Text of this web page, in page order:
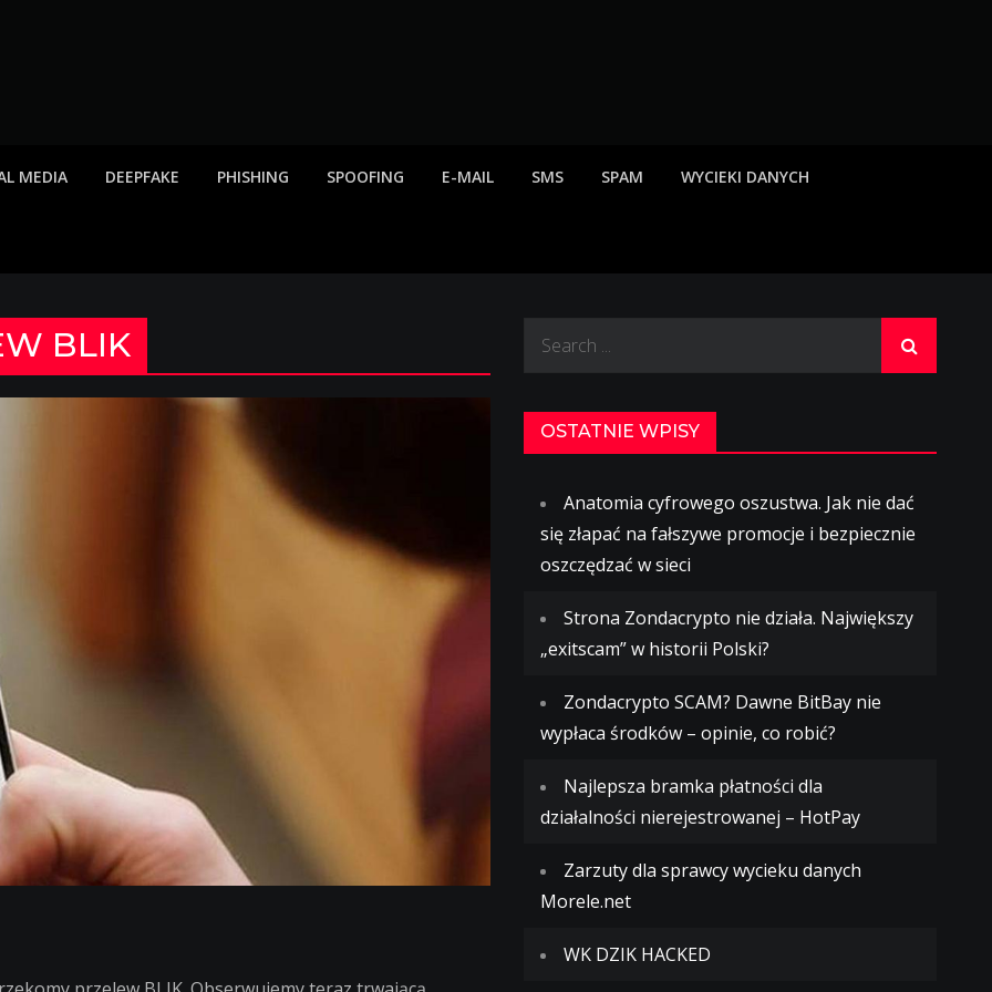
MEDIA DEEPFAKE PHISHING SPOOFING E-MAIL SMS SPAM WYCIEKI DANYCH
BLIK
OSTATNIE WPISY
Anatomia cyfrowego oszustwa. Jak nie dać
się złapać na fałszywe promocje i bezpiecznie
oszczędzać w sieci
Strona Zondacrypto nie działa. Największy
„exitscam” w historii Polski?
Zondacrypto SCAM? Dawne BitBay nie
wypłaca środków – opinie, co robić?
Najlepsza bramka płatności dla
działalności nierejestrowanej – HotPay
Zarzuty dla sprawcy wycieku danych
Morele.net
WK DZIK HACKED